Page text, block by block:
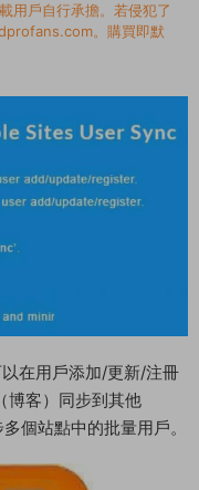
用戶自行承擔。若侵犯了
。購買即默
在用戶添加/更新/注冊
博客）同步到其他
個站點中的批量用戶。